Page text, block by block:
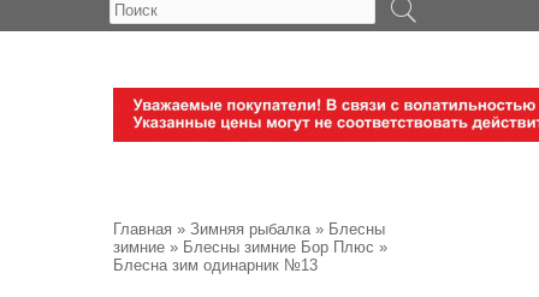
Главная » Зимняя рыбалка» Блесны
зимние » Блесны зимние Бор Плюс »
Блесна зим одинарник №13